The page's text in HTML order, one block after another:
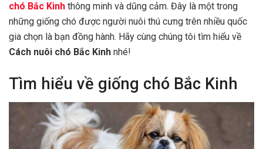
chó Bắc Kinh thông minh và dũng cảm. Đây là một trong
những giống chó được người nuôi thú cưng trên nhiều quốc
gia chọn là bạn đồng hành. Hãy cùng chúng tôi tìm hiểu về
Cách nuôi chó Bắc Kinh nhé!
Tìm hiểu về giống chó Bắc Kinh